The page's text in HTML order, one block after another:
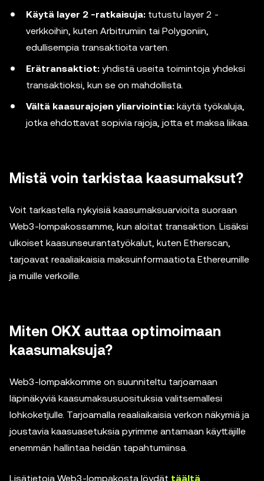
Käytä layer 2 -ratkaisuja: tutustu layer 2 -
verkkoihin, kuten Arbitrumiin tai Polygoniin,
edullisempia transaktioita varten.
Erätransaktiot: yhdistä useita toimintoja yhdeksi
transaktioksi, kun se on mahdollista.
Vältä kaasurajojen yliarviointia: käytä työkaluja,
jotka ehdottavat sopivia rajoja, jotta et maksa liikaa.
Mistä voin tarkistaa kaasumaksut?
Voit tarkastella nykyisiä kaasumaksuarvioita suoraan
Web3-lompakossamme, kun aloitat transaktion. Lisäksi
ulkoiset kaasunseurantatyökalut, kuten Etherscan,
tarjoavat reaaliaikaisia maksuinformaatiota Ethereumille
ja muille verkoille.
Miten OKX auttaa optimoimaan
kaasumaksuja?
Web3-lompakkomme on suunniteltu tarjoamaan
läpinäkyviä kaasumaksusuosituksia valitsemallesi
lohkoketjulle. Tarjoamalla reaaliaikaisia verkon näkymiä ja
joustavia kaasuasetuksia pyrimme antamaan käyttäjille
enemmän hallintaa heidän tapahtumiinsa.
Lisätietoja Web3-lompakosta löydät täältä.